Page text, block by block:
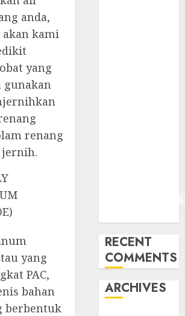
anda,
kami
yang
gunakan
renang
jernih.
yang
PAC,
bahan
berbentuk
RECENT
COMMENTS
ARCHIVES